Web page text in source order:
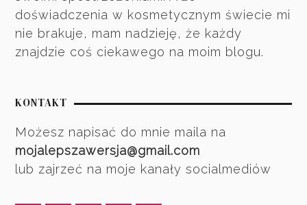
doświadczenia w kosmetycznym świecie mi
nie brakuje, mam nadzieję, że każdy
znajdzie coś ciekawego na moim blogu.
KONTAKT
Możesz napisać do mnie maila na
mojalepszawersja@gmail.com
lub zajrzeć na moje kanały socialmediów